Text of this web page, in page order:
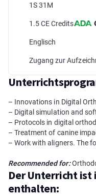
1S 31M
1.5 CE Credits
Englisch
Zugang zur
– Innovations in Digital
– Digital simulation and
– Protocols in digital
– Treatment of canine
– Work with aligners. The
Recommended for:
Der Unterricht ist
enthalten: